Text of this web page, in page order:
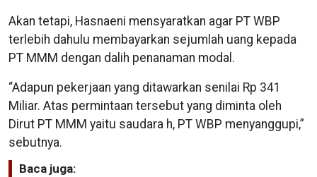
Akan tetapi, Hasnaeni mensyaratkan agar PT WBP
terlebih dahulu membayarkan sejumlah uang kepada
PT MMM dengan dalih penanaman modal.
“Adapun pekerjaan yang ditawarkan senilai Rp 341
Miliar. Atas permintaan tersebut yang diminta oleh
Dirut PT MMM yaitu saudara h, PT WBP menyanggupi,”
sebutnya.
Baca juga: